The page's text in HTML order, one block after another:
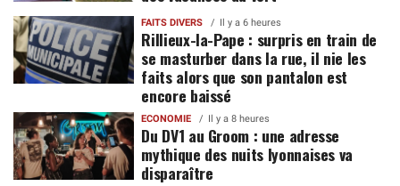
FAITS DIVERS Il y a 6 heures
Rillieux-la-Pape : surpris en train de
se masturber dans la rue, il nie les
faits alors que son pantalon est
encore baissé
ECONOMIE Il y a 8 heures
Du DV1 au Groom : une adresse
mythique des nuits lyonnaises va
disparaître